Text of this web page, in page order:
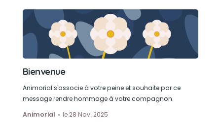
Bienvenue
Animorial s'associe à votre peine et souhaite par ce
message rendre hommage à votre compagnon.
Animorial
le 28 Nov. 2025